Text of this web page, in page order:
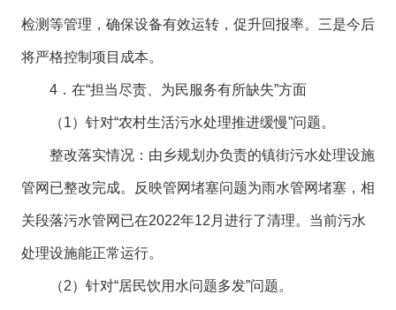
检测等管理，确保设备有效运转，促升回报率。三是今后
将严格控制项目成本。
4．在“担当尽责、为民服务有所缺失”方面
（1）针对“农村生活污水处理推进缓慢”问题。
整改落实情况：由乡规划办负责的镇街污水处理设施
管网已整改完成。反映管网堵塞问题为雨水管网堵塞，相
关段落污水管网已在2022年12月进行了清理。当前污水
处理设施能正常运行。
（2）针对“居民饮用水问题多发”问题。